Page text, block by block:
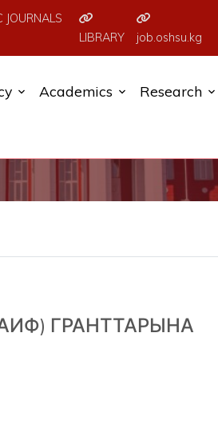
JOURNALS
LIBRARY job.oshsu.kg
Academics Research
ГРАНТТАРЫНА